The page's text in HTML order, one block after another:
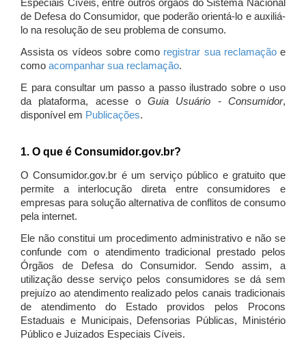
Especiais Cíveis, entre outros órgãos do Sistema Nacional
de Defesa do Consumidor, que poderão orientá-lo e auxiliá-
lo na resolução de seu problema de consumo.
Assista os vídeos sobre como registrar sua reclamaçãoe
como acompanhar sua reclamação.
E para consultar um passo a passo ilustrado sobre o uso
da plataforma, acesse oGuia Usuário - Consumidor,
disponível em Publicações.
1. O que é Consumidor.gov.br?
O Consumidor.gov.br é um serviço público e gratuito que
permite a interlocução direta entre consumidores e
empresas para solução alternativa de conflitos de consumo
pela internet.
Ele não constitui um procedimento administrativo e não se
confunde com o atendimento tradicional prestado pelos
Órgãos de Defesa do Consumidor. Sendo assim, a
utilização desse serviço pelos consumidores se dá sem
prejuízo ao atendimento realizado pelos canais tradicionais
de atendimento do Estado providos pelos Procons
Estaduais e Municipais, Defensorias Públicas, Ministério
Público e Juizados Especiais Cíveis.